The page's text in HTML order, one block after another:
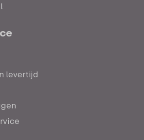
levertijd